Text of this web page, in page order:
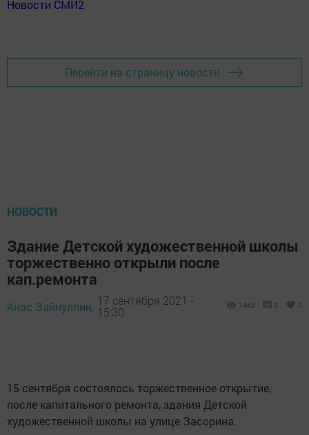
Новости СМИ2
Перейти на страницу новости
НОВОСТИ
Здание Детской художественной школы
торжественно открыли после
кап.ремонта
Анас Зайнуллин, 17 сентября 2021 -
15:30
1463 0 0
15 сентября состоялось торжественное открытие,
после капитального ремонта, здания Детской
художественной школы на улице Засорина.